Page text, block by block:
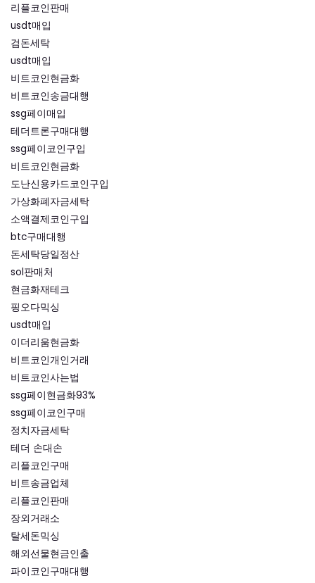
리플코인판매
usdt매입
검돈세탁
usdt매입
비트코인현금화
비트코인송금대행
ssg페이매입
테더트론구매대행
ssg페이코인구입
비트코인현금화
도난신용카드코인구입
가상화폐자금세탁
소액결제코인구입
btc구매대행
돈세탁당일정산
sol판매처
현금화재테크
핑오다믹싱
usdt매입
이더리움현금화
비트코인개인거래
비트코인사는법
ssg페이현금화93%
ssg페이코인구매
정치자금세탁
테더 손대손
리플코인구매
비트송금업체
리플코인판매
장외거래소
탈세돈믹싱
해외선물현금인출
파이코인구매대행